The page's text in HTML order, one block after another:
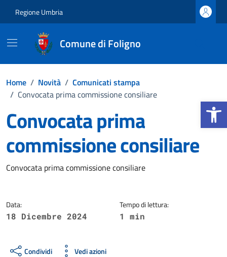
Apri la
Regione Umbria
Comune di Foligno
Home / Novità / Comunicati stampa
/ Convocata prima commissione consiliare
Convocata prima
commissione consiliare
Dettagli della notizia
Convocata prima commissione consiliare
Data:
18 Dicembre 2024
Tempo di lettura:
1 min
Condividi Vedi azioni